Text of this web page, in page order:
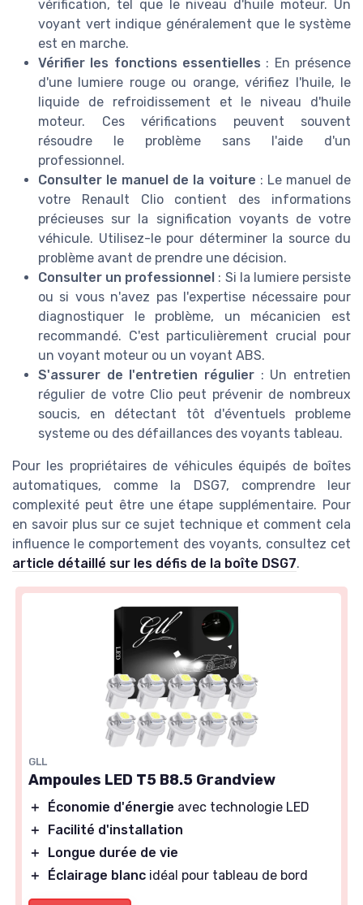
vérification, tel que le niveau d'huile moteur. Un
voyant vert indique généralement que le système
est en marche.
Vérifier les fonctions essentielles : En présence
d'une lumiere rouge ou orange, vérifiez l'huile, le
liquide de refroidissement et le niveau d'huile
moteur. Ces vérifications peuvent souvent
résoudre le problème sans l'aide d'un
professionnel.
Consulter le manuel de la voiture : Le manuel de
votre Renault Clio contient des informations
précieuses sur la signification voyantsde votre
véhicule. Utilisez-le pour déterminer la source du
problème avant de prendre une décision.
Consulter un professionnel : Si la lumiere persiste
ou si vous n'avez pas l'expertise nécessaire pour
diagnostiquer le problème, un mécanicien est
recommandé. C'est particulièrement crucial pour
un voyant moteur ou un voyant ABS.
S'assurer de l'entretien régulier : Un entretien
régulier de votre Clio peut prévenir de nombreux
soucis, en détectant tôt d'éventuels probleme
systeme ou des défaillances des voyants tableau.
Pour les propriétaires de véhicules équipés de boîtes
automatiques, comme la DSG7, comprendre leur
complexité peut être une étape supplémentaire. Pour
en savoir plus sur ce sujet technique et comment cela
influence le comportement des voyants, consultez cet
article détaillé sur les défis de la boîte DSG7.
GLL
Ampoules LED T5 B8.5 Grandview
＋ Économie d'énergie avec technologie LED
＋
Facilité d'installation
＋
Longue durée de vie
＋
Éclairage blanc idéal pour tableau de bord